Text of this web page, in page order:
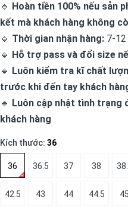
🔹 Hoàn tiền 100% nếu sản
kết mà khách hàng không
🔹 Thời gian nhận hàng: 7-12
🔹 Hỗ trợ pass và đổi size
🔹 Luôn kiểm tra kĩ chất
trước khi đến tay khách
🔹 Luôn cập nhật tình trạng
khách hàng
Kích thước: 36
36 36.5 37 38
42.5 43 44 44.5 45